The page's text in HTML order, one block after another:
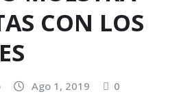
CON LOS
Ago 1, 2019 0